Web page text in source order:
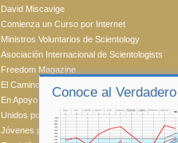
Conoce al
David Miscavige
Comienza un Curso por Internet
Ministros Voluntarios de Scientology
Asociación Internacional de Scientologists
Freedom Magazine
El Camino a la Felicidad
En Apoyo de Un Mundo Sin Drogas
Unidos por los Derechos Humanos
Jóvenes por los Derechos Humanos